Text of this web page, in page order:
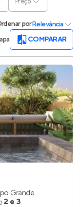
porRelevância
COMPARAR
Grande
2 e 3